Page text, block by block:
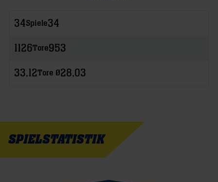
34Spiele34
1126Tore953
33,12Tore Ø28,03
SPIELSTATISTIK